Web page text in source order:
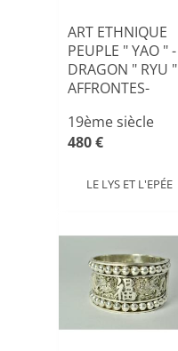
ART ETHNIQUE
PEUPLE " YAO " -
DRAGON " RYU "
AFFRONTES-
19ème siècle
480 €
LE LYS ET L'EPÉE